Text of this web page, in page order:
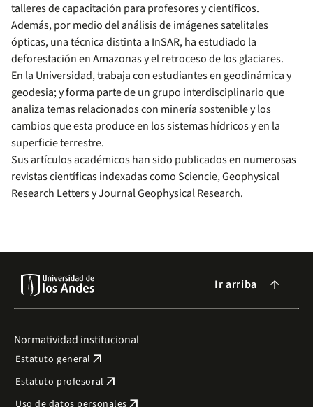
talleres de capacitación para profesores y científicos.
Además, por medio del análisis de imágenes satelitales
ópticas, una técnica distinta a InSAR, ha estudiado la
deforestación en Amazonas y el retroceso de los glaciares.
En la Universidad, trabaja con estudiantes en geodinámica y
geodesia; y forma parte de un grupo interdisciplinario que
analiza temas relacionados con minería sostenible y los
cambios que esta produce en los sistemas hídricos y en la
superficie terrestre.
Sus artículos académicos han sido publicados en numerosas
revistas científicas indexadas como Sciencie, Geophysical
Research Letters y Journal Geophysical Research.
Ir arriba arrow_forward
Normatividad institucional
Estatuto general arrow_outward
Estatuto profesoral arrow_outward
Uso de datos personales